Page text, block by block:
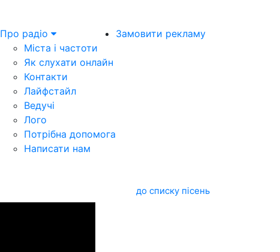
Про радіо
Міста і частоти
Як слухати онлайн
Контакти
Лайфстайл
Ведучі
Лого
Потрібна допомога
Написати нам
Замовити рекламу
до списку пісень